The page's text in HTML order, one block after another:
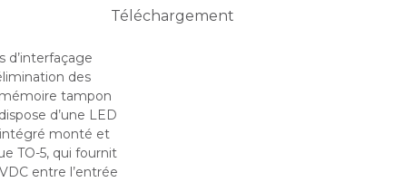
Téléchargement
d’interfaçage
des
tampon
d’une LED
monté et
TO-5, qui fournit
entre l’entrée